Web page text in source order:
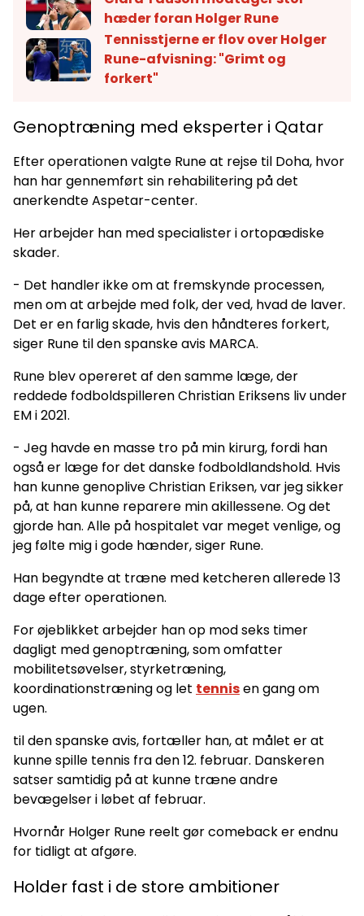
hæder foran Holger Rune
Tennisstjerne er flov over Holger
Rune-afvisning: "Grimt og
forkert"
Genoptræning med eksperter i Qatar
Efter operationen valgte Rune at rejse til Doha, hvor
han har gennemført sin rehabilitering på det
anerkendte Aspetar-center.
Her arbejder han med specialister i ortopædiske
skader.
- Det handler ikke om at fremskynde processen,
men om at arbejde med folk, der ved, hvad de laver.
Det er en farlig skade, hvis den håndteres forkert,
siger Rune til den spanske avis MARCA.
Rune blev opereret af den samme læge, der
reddede fodboldspilleren Christian Eriksens liv under
EM i 2021.
- Jeg havde en masse tro på min kirurg, fordi han
også er læge for det danske fodboldlandshold. Hvis
han kunne genoplive Christian Eriksen, var jeg sikker
på, at han kunne reparere min akillessene. Og det
gjorde han. Alle på hospitalet var meget venlige, og
jeg følte mig i gode hænder, siger Rune.
Han begyndte at træne med ketcheren allerede 13
dage efter operationen.
For øjeblikket arbejder han op mod seks timer
dagligt med genoptræning, som omfatter
mobilitetsøvelser, styrketræning,
koordinationstræning og let tennisen gang om
ugen.
til den spanske avis, fortæller han, at målet er at
kunne spille tennis fra den 12. februar. Danskeren
satser samtidig på at kunne træne andre
bevægelser i løbet af februar.
Hvornår Holger Rune reelt gør comeback er endnu
for tidligt at afgøre.
Holder fast i de store ambitioner